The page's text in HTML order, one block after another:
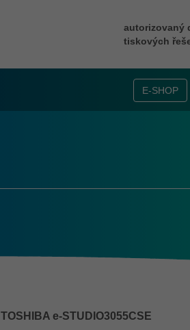
autorizovaný
tiskových
E-SHOP
TOSHIBA e-STUDIO3055CSE